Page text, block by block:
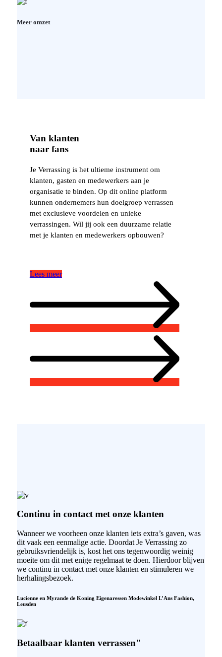
Meer omzet
Van klanten
naar fans
Je Verrassing is het ultieme instrument om
klanten, gasten en medewerkers aan je
organisatie te binden. Op dit online platform
kunnen ondernemers hun doelgroep verrassen
met exclusieve voordelen en unieke
verrassingen. Wil jij ook een duurzame relatie
met je klanten en medewerkers opbouwen?
Lees meer
Continu in contact met onze klanten
Wanneer we voorheen onze klanten iets extra’s gaven, was
dit vaak een eenmalige actie. Doordat Je Verrassing zo
gebruiksvriendelijk is, kost het ons tegenwoordig weinig
moeite om dit met enige regelmaat te doen. Hierdoor blijven
we continu in contact met onze klanten en stimuleren we
herhalingsbezoek.
Lucienne en Myrande de Koning Eigenaressen Modewinkel L’Ans Fashion,
Leusden
Betaalbaar klanten verrassen"